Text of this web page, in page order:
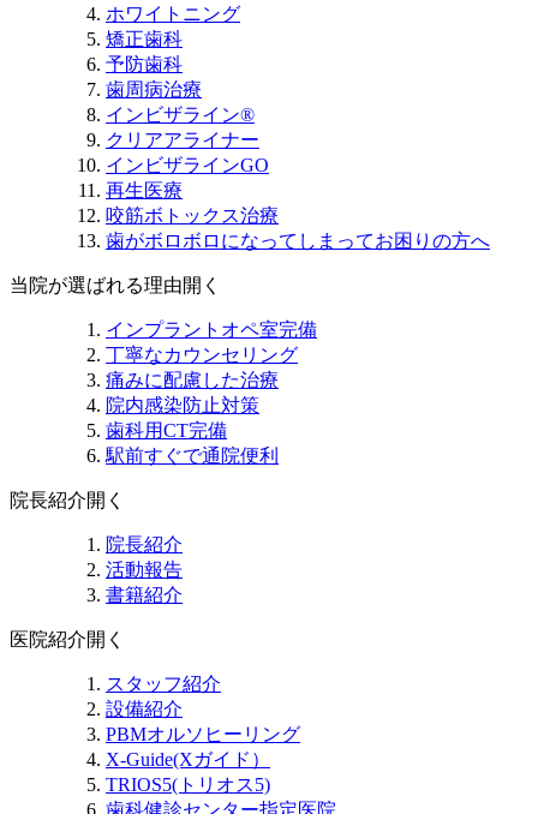
ホワイトニング
矯正歯科
予防歯科
歯周病治療
インビザライン®
クリアアライナー
インビザラインGO
再生医療
咬筋ボトックス治療
歯がボロボロになってしまってお困りの方へ
当院が選ばれる理由開く
インプラントオペ室完備
丁寧なカウンセリング
痛みに配慮した治療
院内感染防止対策
歯科用CT完備
駅前すぐで通院便利
院長紹介開く
院長紹介
活動報告
書籍紹介
医院紹介開く
スタッフ紹介
設備紹介
PBMオルソヒーリング
X-Guide(Xガイド）
TRIOS5(トリオス5)
歯科健診センター指定医院